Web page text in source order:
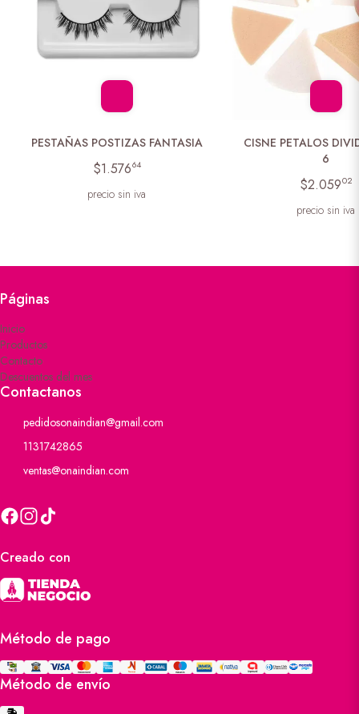
PESTAÑAS POSTIZAS FANTASIA
$1.57664
precio sin iva
CISNE PETALOS
6
$2.05902
precio sin iva
Páginas
Inicio
Productos
Contacto
Descuentos del mes
Contactanos
pedidosonaindian@gmail.com
1131742865
ventas@onaindian.com
Creado con
Método de pago
Método de envío